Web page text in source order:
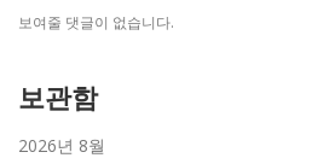
보여줄 댓글이 없습니다.
보관함
2026년 8월